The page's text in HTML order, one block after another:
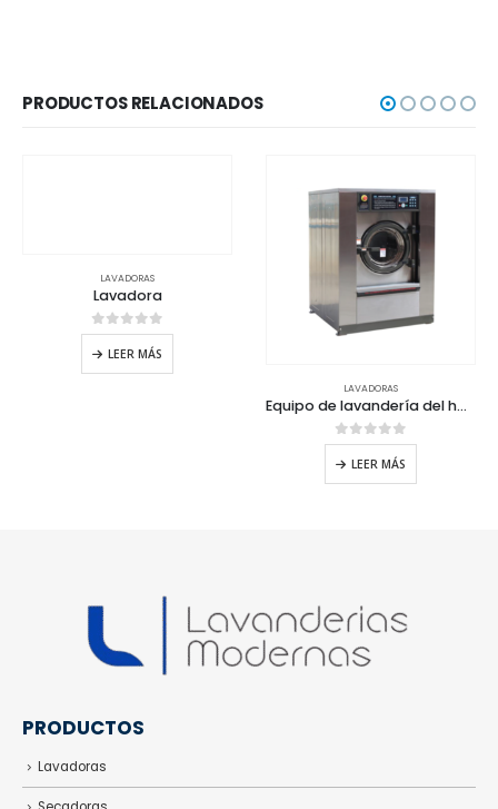
PRODUCTOS RELACIONADOS
LAVADORAS
Lavadora
0out of 5
LEER MÁS
LAVADORAS
Equipo de lavandería del hotel
0out of 5
LEER MÁS
PRODUCTOS
Lavadoras